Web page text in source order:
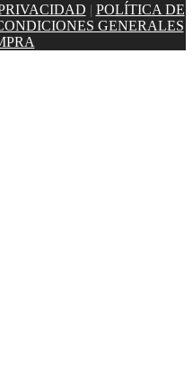
| POLÍTICA DE
GENERALES